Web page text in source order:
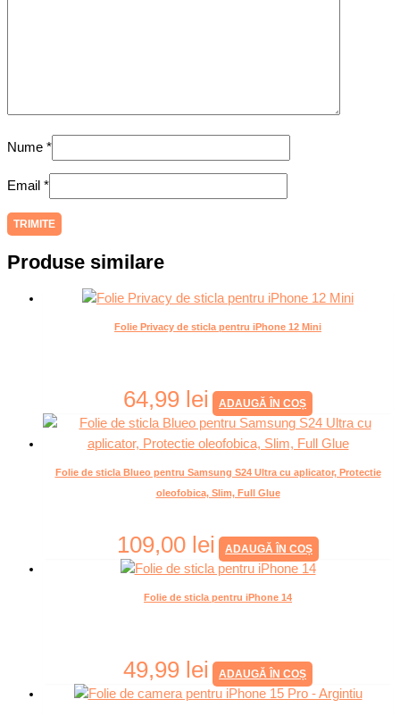
Nume *
Email *
Produse similare
Folie Privacy de sticla pentru iPhone 12 Mini
64,99 lei ADAUGĂ ÎN COȘ
Folie de sticla Blueo pentru Samsung S24 Ultra cu aplicator, Protectie
oleofobica, Slim, Full Glue
109,00 lei ADAUGĂ ÎN COȘ
Folie de sticla pentru iPhone 14
49,99 lei ADAUGĂ ÎN COȘ